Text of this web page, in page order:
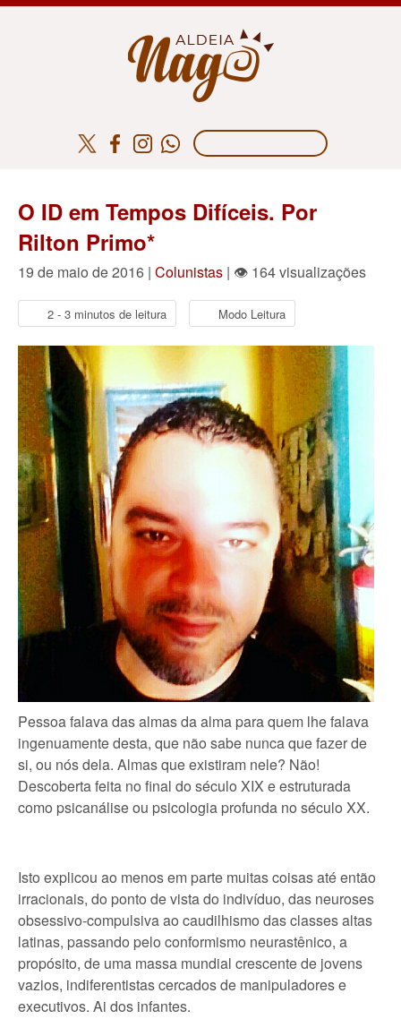
O ID em Tempos Difíceis. Por
Rilton Primo*
19 de maio de 2016 | Colunistas | 👁 164 visualizações
2 - 3 minutos de leitura Modo Leitura
Pessoa falava das almas da alma para quem lhe falava
ingenuamente desta, que não sabe nunca que fazer de
si, ou nós dela. Almas que existiram nele? Não!
Descoberta feita no final do século XIX e estruturada
como psicanálise ou psicologia profunda no século XX.
Isto explicou ao menos em parte muitas coisas até então
irracionais, do ponto de vista do indivíduo, das neuroses
obsessivo-compulsiva ao caudilhismo das classes altas
latinas, passando pelo conformismo neurastênico, a
propósito, de uma massa mundial crescente de jovens
vazios, indiferentistas cercados de manipuladores e
executivos. Ai dos infantes.